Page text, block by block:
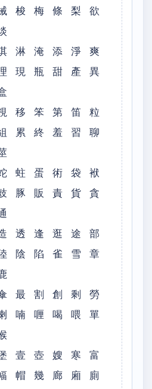
梭 梅 條 梨 欲
淋 淹 添 淨 爽
現 瓶 甜 產 異
移 笨 第 笛 粒
累 終 羞 習 聊
蛀 蛋 術 袋 袱
豚 販 責 貨 貪
透 逢 逛 途 部
陰 陷 雀 雪 章
最 割 創 剩 勞
喃 喱 喝 喂 單
壹 壺 嫂 寒 富
帽 幾 廊 廂 廁